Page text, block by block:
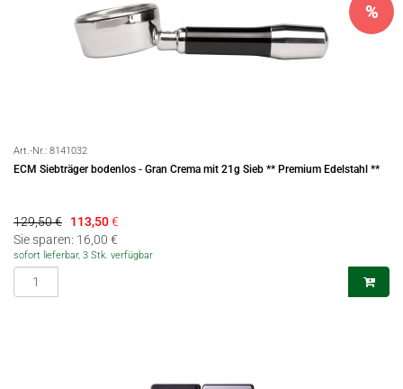
Art.-Nr.: 8141032
ECM Siebträger bodenlos - Gran Crema mit 21g Sieb ** Premium Edelstahl **
%
129,50 € 113,50€
Sie sparen: 16,00 €
sofort lieferbar, 3 Stk. verfügbar